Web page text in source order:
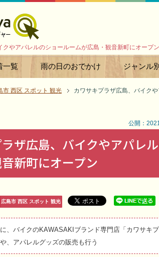
クやアパレルのショールームが広島・観音新町にオープン
一覧 雨の日のおでかけ ジャンル別
市 西区 スポット 観光 カワサキプラザ広島、バイク
公開：
ザ広島、バイクやアパレ
新町にオープン
広島市 西区 スポット 観光
、バイクのKAWASAKIブランド専門店「カワサキ
、アパレルグッズの販売も行う